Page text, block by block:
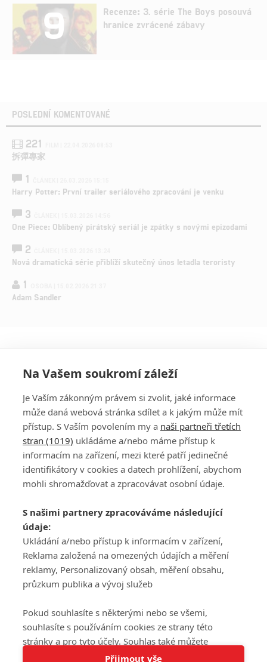
Tato stránka používá soubory cookies.
9
Recenze: 3. série The Boys posouvá
hranice zvrácené zábavy
POSLEDNÍ KOMENTOVANÉ
221
拆彈專家
1
Harry Potter: První trailer seriálového zpracování je venku
3
One Piece: Oblíbený pirátský seriál je zpátky s novými epizodami
2
Nová dramatická série přiblíží skutečný únos letadla teroristy
1
Adam Sandler
PŘIHLÁSIT
REGISTROVAT
DISKUZE
Šéfredaktorkou webu jePetr Slavík, e-mailserialy@fandimefilmu.cz
Máte-li zájem o inzerci na našem webu napište nám na e-mail
studio@koncal.com
Ochrana osobních údajů|Zásady používání cookies |Pravidla webu
Upravit nastavení soukromí
Na Vašem soukromí záleží
Je Vaším zákonným právem si zvolit, jaké informace
může daná webová stránka sdílet a k jakým může mít
přístup. S Vaším povolením my a naši partneři třetích
stran (1019) ukládáme a/nebo máme přístup k
informacím na zařízení, mezi které patří jedinečné
identifikátory v cookies a datech prohlížení, abychom
mohli shromažďovat a zpracovávat osobní údaje.
S našimi partnery zpracováváme následující
údaje:
Ukládání a/nebo přístup k informacím v zařízení,
Reklama založená na omezených údajích a měření
reklamy, Personalizovaný obsah, měření obsahu,
průzkum publika a vývoj služeb
Pokud souhlasíte s některými nebo se všemi,
souhlasíte s používáním cookies ze strany této
stránky a pro tyto účely. Souhlas také můžete
odmítnout, ale v takovém případě vám na stránce
Přijmout vše